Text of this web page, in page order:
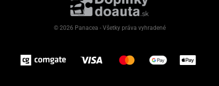
© 2026 Panacea - Všetky práva vyhradené